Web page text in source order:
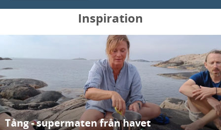
Inspiration
Tång - supermaten från havet